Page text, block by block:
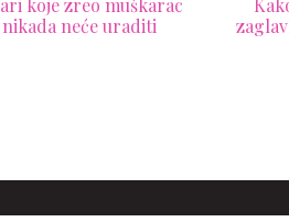
Kako da odšrafite
zaglavljene šrafove na